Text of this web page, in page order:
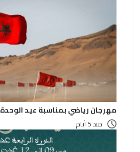
مهرجان رياضي بمناسبة عيد الوحدة
منذ 5 أيام